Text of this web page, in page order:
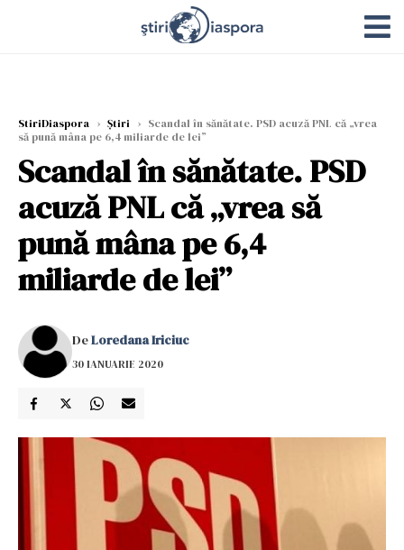
StiriDiaspora › Știri › Scandal în sănătate. PSD acuză PNL că „vrea
să pună mâna pe 6,4 miliarde de lei”
Scandal în sănătate. PSD
acuză PNL că „vrea să
pună mâna pe 6,4
miliarde de lei”
DeLoredana Iriciuc
30 IANUARIE 2020